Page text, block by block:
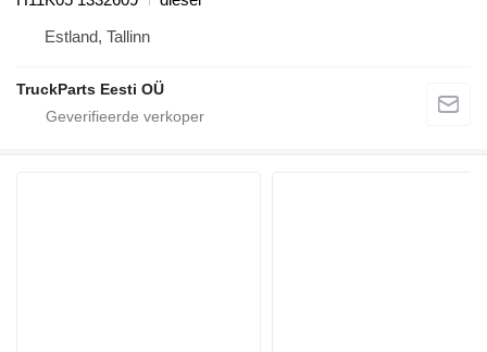
Estland, Tallinn
TruckParts Eesti OÜ